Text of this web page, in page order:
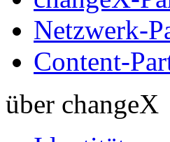
Netzwerk-
Content-
über changeX